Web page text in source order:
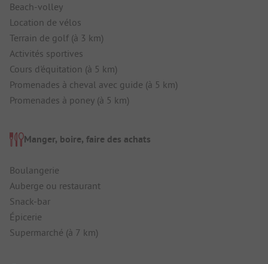
Beach-volley
Location de vélos
Terrain de golf (à 3 km)
Activités sportives
Cours d'équitation (à 5 km)
Promenades à cheval avec guide (à 5 km)
Promenades à poney (à 5 km)
Manger, boire, faire des achats
Boulangerie
Auberge ou restaurant
Snack-bar
Épicerie
Supermarché (à 7 km)